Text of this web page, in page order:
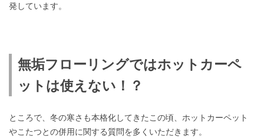
発しています。
無垢フローリングではホットカーペ
ットは使えない！？
ところで、冬の寒さも本格化してきたこの頃、ホットカーペット
やこたつとの併用に関する質問を多くいただきます。